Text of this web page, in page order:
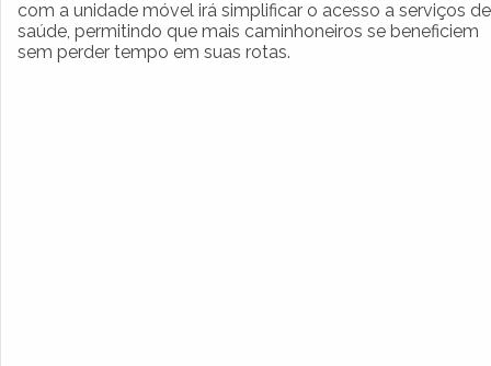
com a unidade móvel irá simplificar o acesso a serviços de
saúde, permitindo que mais caminhoneiros se beneficiem
sem perder tempo em suas rotas.